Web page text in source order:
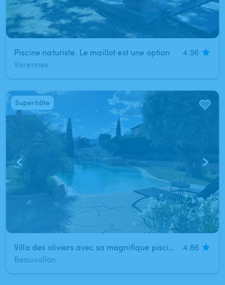
Piscine naturiste. Le maillot est une option
4.96
Varennes
1/8
Villa des oliviers avec sa magnifique piscine privée à 20 minutes de Lyon (Chassagny)
4.86
Beauvallon
Superhôte